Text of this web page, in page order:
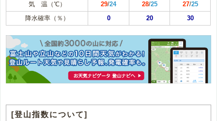
気 温（℃） 29/24 28/25 27/25
降水確率（％）
0 20 30
[登山指数について]